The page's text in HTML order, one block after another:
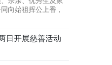
向始祖挥公上香，
日开展慈善活动